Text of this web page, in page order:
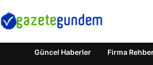
Güncel Haberler Firma